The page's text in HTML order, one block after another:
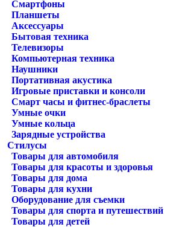
Смартфоны
Планшеты
Аксессуары
Бытовая техника
Телевизоры
Компьютерная техника
Наушники
Портативная акустика
Игровые приставки и консоли
Смарт часы и фитнес-браслеты
Умные очки
Умные кольца
Зарядные устройства
Стилусы
Товары для автомобиля
Товары для красоты и здоровья
Товары для дома
Товары для кухни
Оборудование для съемки
Товары для спорта и путешествий
Товары для детей